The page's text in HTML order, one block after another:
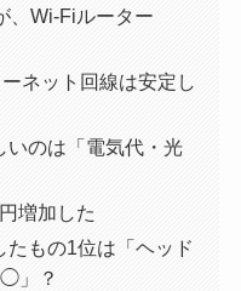
、Wi-Fiルーター
ネット回線は安定し
いのは「電気代・光
増加した
たもの1位は「ヘッド
」？